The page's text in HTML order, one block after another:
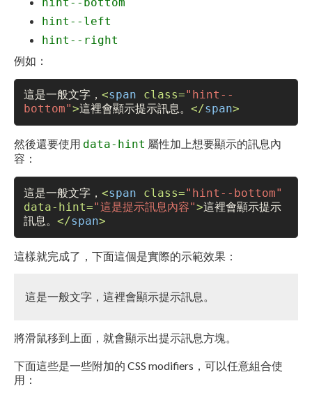
hint--left
hint--right
例如：
這是一般文字， <span class="hint--
bottom">這裡會顯示提示訊息。 </span>
然後還要使用 data-hint 屬性加上想要顯示的訊息內
容：
這是一般文字， <span class="hint--bottom"
data-hint="這是提示訊息內容">這裡會顯示提示
訊息。 </span>
這樣就完成了，下面這個是實際的示範效果：
這是一般文字， 這裡會顯示提示訊息。
將滑鼠移到上面，就會顯示出提示訊息方塊。
下面這些是一些附加的 CSS modifiers，可以任意組合使
用：